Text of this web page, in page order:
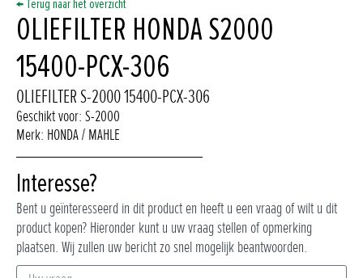
← Terug naar het overzicht
OLIEFILTER HONDA S2000
15400-PCX-306
OLIEFILTER S-2000 15400-PCX-306
Geschikt voor: S-2000
Merk: HONDA / MAHLE
Interesse?
Bent u geïnteresseerd in dit product en heeft u een vraag of wilt u dit
product kopen? Hieronder kunt u uw vraag stellen of opmerking
plaatsen. Wij zullen uw bericht zo snel mogelijk beantwoorden.